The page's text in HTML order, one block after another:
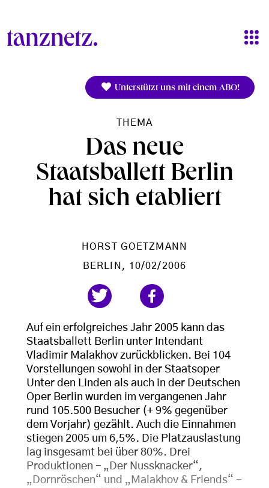
Unterstützt uns mit einem ABO!
THEMA
Das neue
Staatsballett Berlin
hat sich etabliert
HORST GOETZMANN
BERLIN , 10/02/2006
Auf ein erfolgreiches Jahr 2005 kann das
Staatsballett Berlin unter Intendant
Vladimir Malakhov zurückblicken. Bei 104
Vorstellungen sowohl in der Staatsoper
Unter den Linden als auch in der Deutschen
Oper Berlin wurden im vergangenen Jahr
rund 105.500 Besucher (+ 9% gegenüber
dem Vorjahr) gezählt. Auch die Einnahmen
stiegen 2005 um 6,5%. Die Platzauslastung
lag insgesamt bei über 80%. Drei
Produktionen – „Der Nussknacker“,
„Dornröschen“ und „Malakhov & Friends“ -